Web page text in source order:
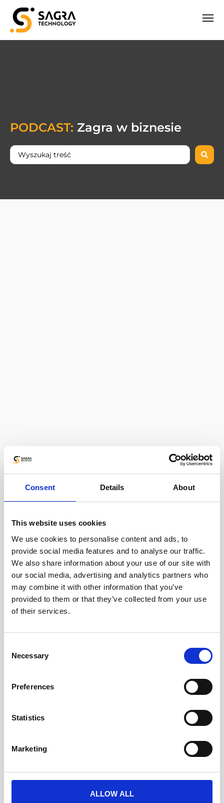
Consent Details About
This website uses cookies
We use cookies to personalise content and ads, to
provide social media features and to analyse our traffic.
We also share information about your use of our site with
our social media, advertising and analytics partners who
may combine it with other information that you’ve
provided to them or that they’ve collected from your use
of their services.
Selection
Necessary
Preferences
Statistics
Marketing
ALLOW ALL
PODCAST: Zagra w biznesie
Słuchaj tak jak Ci najwygodniej